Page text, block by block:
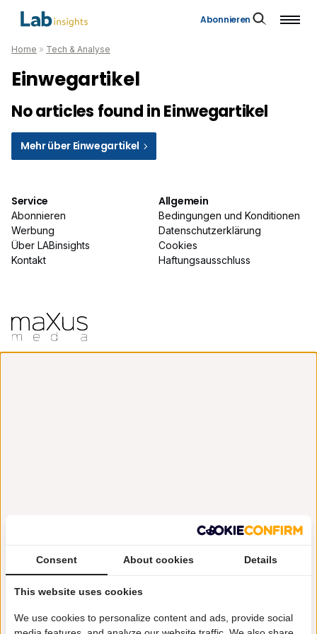
Abonnieren
Home » Tech & Analyse
Einwegartikel
No articles found in Einwegartikel
Mehr über Einwegartikel
Service
Abonnieren
Werbung
Über LABinsights
Kontakt
Allgemein
Bedingungen und Konditionen
Datenschutzerklärung
Cookies
Haftungsausschluss
Consent About cookies Details
This website uses cookies
We use cookies to personalize content and ads, provide social